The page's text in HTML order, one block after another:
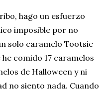
hago un esfuerzo
imposible por no
solo caramelo Tootsie
he comido 17 caramelos
de Halloween y ni
no siento nada. Cuando